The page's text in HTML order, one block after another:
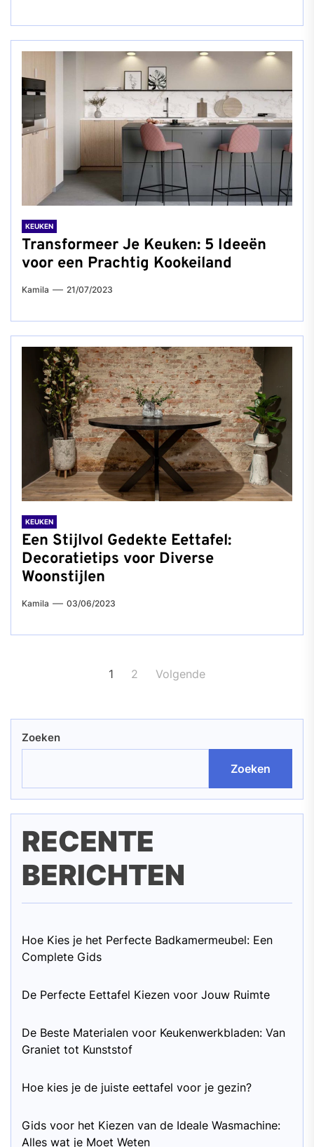
KEUKEN
Transformeer Je Keuken: 5 Ideeën
voor een Prachtig Kookeiland
Kamila 21/07/2023
KEUKEN
Een Stijlvol Gedekte Eettafel:
Decoratietips voor Diverse
Woonstijlen
Kamila 03/06/2023
1 2 Volgende
Zoeken
Zoeken
RECENTE
BERICHTEN
Hoe Kies je het Perfecte Badkamermeubel: Een
Complete Gids
De Perfecte Eettafel Kiezen voor Jouw Ruimte
De Beste Materialen voor Keukenwerkbladen: Van
Graniet tot Kunststof
Hoe kies je de juiste eettafel voor je gezin?
Gids voor het Kiezen van de Ideale Wasmachine:
Alles wat je Moet Weten